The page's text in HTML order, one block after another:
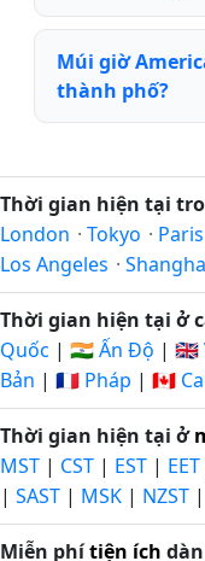
Múi giờ
thành phố?
Thời gian hiện tại
London · Tokyo · Paris
Los Angeles ·
Thời gian hiện tại ở
Quốc | 🇮🇳 Ấn Độ | 🇬🇧
Bản | 🇫🇷 Pháp | 🇨🇦
Thời gian hiện tại ở
MST | CST | EST | EET
| SAST | MSK | NZST |
Miễn phítiện ích